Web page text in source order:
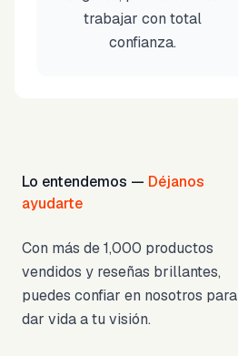
trabajar con total
confianza.
Lo entendemos — Déjanos
ayudarte
Con más de 1,000 productos
vendidos y reseñas brillantes,
puedes confiar en nosotros para
dar vida a tu visión.